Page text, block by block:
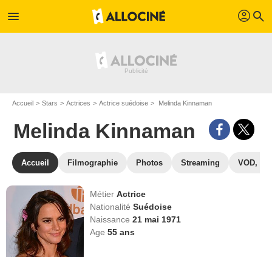
menu profil search
Accueil Stars Actrices Actrice suédoise Melinda Kinnaman
Melinda Kinnaman
Accueil Filmographie Photos Streaming VOD,
MétierActrice
NationalitéSuédoise
Naissance21 mai 1971
Age55 ans